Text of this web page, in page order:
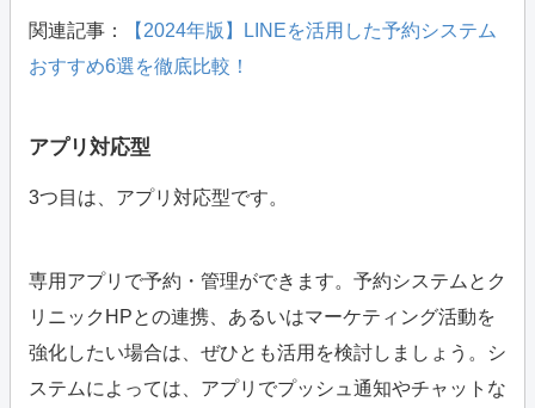
関連記事：
【2024年版】LINEを活用した予約システム
おすすめ6選を徹底比較！
アプリ対応型
3つ目は、アプリ対応型です。
専用アプリで予約・管理ができます。予約システムとク
リニックHPとの連携、あるいはマーケティング活動を
強化したい場合は、ぜひとも活用を検討しましょう。シ
ステムによっては、アプリでプッシュ通知やチャットな